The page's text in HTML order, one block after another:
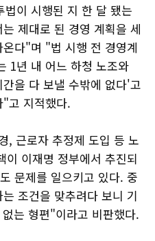
이 시행된 지 한 달 됐는
제대로 된 경영 계획을 세
다"며 "법 시행 전 경영계
1년 내 어느 하청 노조와
을 다 보낼 수밖에 없다'고
"고 지적했다.
, 근로자 추정제 도입 등 노
이 이재명 정부에서 추진되
문제를 일으키고 있다. 중
조건을 맞추려다 보니 기
는 형편"이라고 비판했다.